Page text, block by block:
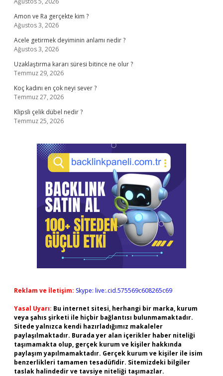
Amon ve Ra gerçekte kim ?
Ağustos 3, 2026
Acele getirmek deyiminin anlamı nedir ?
Ağustos 3, 2026
Uzaklaştırma kararı süresi bitince ne olur ?
Temmuz 29, 2026
Koç kadını en çok neyi sever ?
Temmuz 27, 2026
Klipsli çelik dübel nedir ?
Temmuz 25, 2026
Reklam ve İletişim: Skype: live:.cid.575569c608265c69
Yasal Uyarı: Bu internet sitesi, herhangi bir marka, kurum
veya şahıs şirketi ile hiçbir bağlantısı bulunmamaktadır.
Sitede yalnızca kendi hazırladığımız makaleler
paylaşılmaktadır. Burada yer alan içerikler haber niteliği
taşımamakta olup, gerçek kurum ve kişiler hakkında
paylaşım yapılmamaktadır. Gerçek kurum ve kişiler ile isim
benzerlikleri tamamen tesadüfidir. Sitemizdeki bilgiler
taslak halindedir ve tavsiye niteliği taşımazlar.